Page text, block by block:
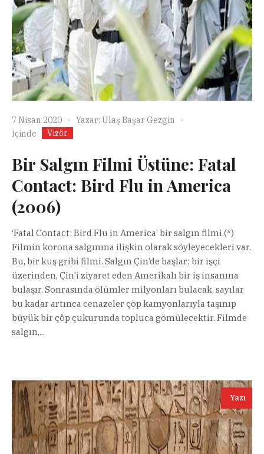
7 Nisan 2020 Yazar: Ulaş Başar Gezgin
İçinde
Vizör
Bir Salgın Filmi Üstüne: Fatal
Contact: Bird Flu in America
(2006)
‘Fatal Contact: Bird Flu in America’ bir salgın filmi.(*)
Filmin korona salgınına ilişkin olarak söyleyecekleri var.
Bu, bir kuş gribi filmi. Salgın Çin’de başlar; bir işçi
üzerinden, Çin’i ziyaret eden Amerikalı bir iş insanına
bulaşır. Sonrasında ölümler milyonları bulacak, sayılar
bu kadar artınca cenazeler çöp kamyonlarıyla taşınıp
büyük bir çöp çukurunda topluca gömülecektir. Filmde
salgın,...
Yazı